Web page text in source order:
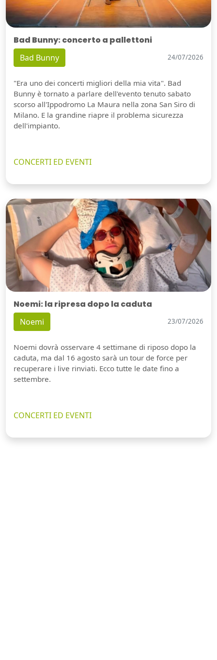
Bad Bunny: concerto a pallettoni
Bad Bunny 24/07/2026
"Era uno dei concerti migliori della mia vita". Bad
Bunny è tornato a parlare dell'evento tenuto sabato
scorso all'Ippodromo La Maura nella zona San Siro di
Milano. E la grandine riapre il problema sicurezza
dell'impianto.
CONCERTI ED EVENTI
Noemi: la ripresa dopo la caduta
Noemi 23/07/2026
Noemi dovrà osservare 4 settimane di riposo dopo la
caduta, ma dal 16 agosto sarà un tour de force per
recuperare i live rinviati. Ecco tutte le date fino a
settembre.
CONCERTI ED EVENTI